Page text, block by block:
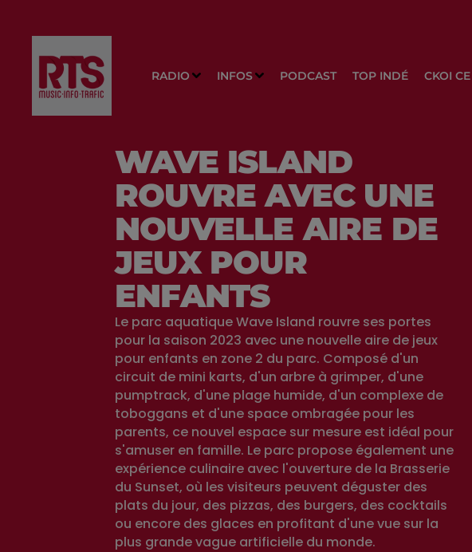
RADIO INFOS PODCAST TOP INDÉ CKOI
WAVE ISLAND
ROUVRE AVEC UNE
NOUVELLE AIRE DE
JEUX POUR
ENFANTS
Le parc aquatique Wave Island rouvre ses portes
pour la saison 2023 avec une nouvelle aire de jeux
pour enfants en zone 2 du parc. Composé d'un
circuit de mini karts, d'un arbre à grimper, d'une
pumptrack, d'une plage humide, d'un complexe de
toboggans et d'une space ombragée pour les
parents, ce nouvel espace sur mesure est idéal pour
s'amuser en famille. Le parc propose également une
expérience culinaire avec l'ouverture de la Brasserie
du Sunset, où les visiteurs peuvent déguster des
plats du jour, des pizzas, des burgers, des cocktails
ou encore des glaces en profitant d'une vue sur la
plus grande vague artificielle du monde.